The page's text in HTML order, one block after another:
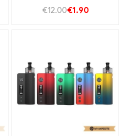
Custom
€12.00€1.90